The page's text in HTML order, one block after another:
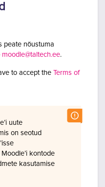
peate nõustuma
moodle@taltech.ee.
to accept the Terms of
uute
on seotud
kontode
kasutamise